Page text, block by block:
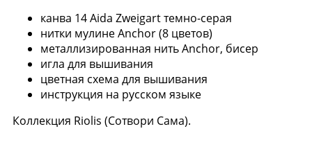
канва 14 Aida Zweigart темно-серая
нитки мулине Anchor (8 цветов)
металлизированная нить Anchor, бисер
игла для вышивания
цветная схема для вышивания
инструкция на русском языке
Коллекция Riolis (Сотвори Сама).